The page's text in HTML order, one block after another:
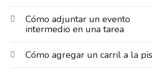
Cómo adjuntar un evento
intermedio en una tarea
Cómo agregar un carril a la